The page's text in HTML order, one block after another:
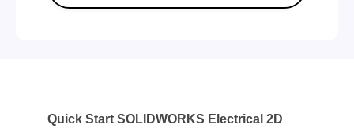
Quick Start SOLIDWORKS Electrical 2D